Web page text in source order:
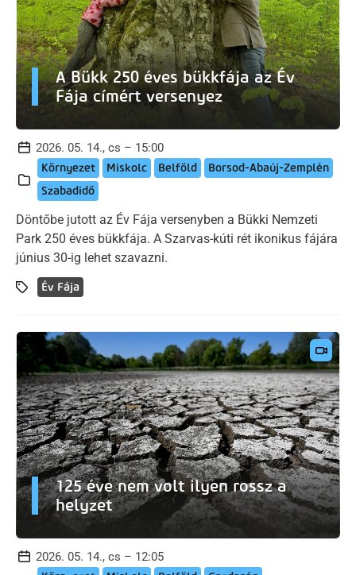
A Bükk 250 éves bükkfája az Év
Fája címért versenyez
2026. 05. 14., cs – 15:00
Környezet Miskolc Belföld
Borsod-Abaúj-Zemplén
Szabadidő
Döntőbe jutott az Év Fája versenyben a Bükki Nemzeti
Park 250 éves bükkfája. A Szarvas-kúti rét ikonikus fájára
június 30-ig lehet szavazni.
Év Fája
125 éve nem volt ilyen rossz a
helyzet
2026. 05. 14., cs – 12:05